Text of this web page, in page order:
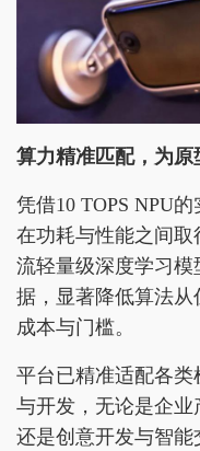
算力精准匹配，为
凭借10 TOPS NPU
在功耗与性能之间
流轻量级深度学习
据，显著降低算法
成本与门槛。
平台已精准适配各
与开发，无论是企业
还是创意开发与智能